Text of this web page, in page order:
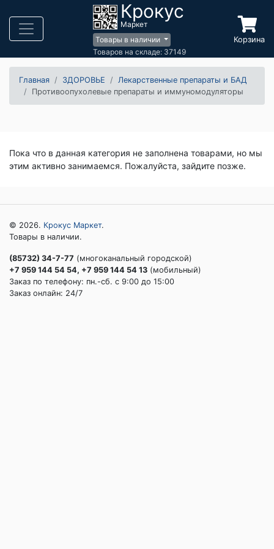
Крокус
Маркет
Товары в наличии
Товаров на складе: 37149
Корзина
Главная ЗДОРОВЬЕ
Лекарственные препараты и БАД
Противоопухолевые препараты и иммуномодуляторы
Пока что в данная категория не заполнена товарами, но мы
этим активно занимаемся. Пожалуйста, зайдите позже.
© 2026. Крокус Маркет.
Товары в наличии.
(85732) 34-7-77 (многоканальный городской)
+7 959 144 54 54, +7 959 144 54 13 (мобильный)
Заказ по телефону: пн.-сб. c 9:00 до 15:00
Заказ онлайн: 24/7